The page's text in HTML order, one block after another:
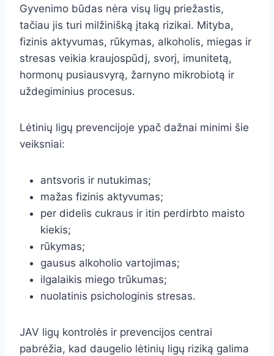
Gyvenimo būdas nėra visų ligų priežastis,
tačiau jis turi milžinišką įtaką rizikai. Mityba,
fizinis aktyvumas, rūkymas, alkoholis, miegas ir
stresas veikia kraujospūdį, svorį, imunitetą,
hormonų pusiausvyrą, žarnyno mikrobiotą ir
uždegiminius procesus.
Lėtinių ligų prevencijoje ypač dažnai minimi šie
veiksniai:
antsvoris ir nutukimas;
mažas fizinis aktyvumas;
per didelis cukraus ir itin perdirbto maisto
kiekis;
rūkymas;
gausus alkoholio vartojimas;
ilgalaikis miego trūkumas;
nuolatinis psichologinis stresas.
JAV ligų kontrolės ir prevencijos centrai
pabrėžia, kad daugelio lėtinių ligų riziką galima